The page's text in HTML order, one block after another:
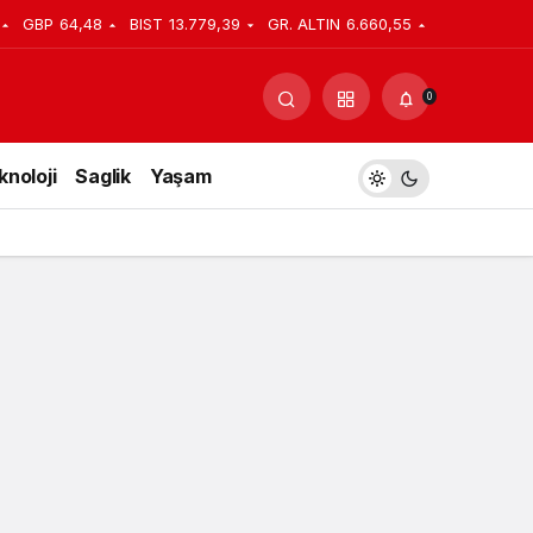
GBP 64,48 BIST 13.779,39 GR. ALTIN 6.660,55
0
Saglik Yaşam
Yorum Yap Paylaş